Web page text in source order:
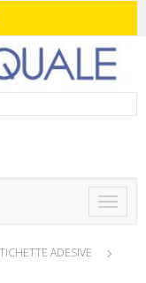
Toggle
ADESIVE